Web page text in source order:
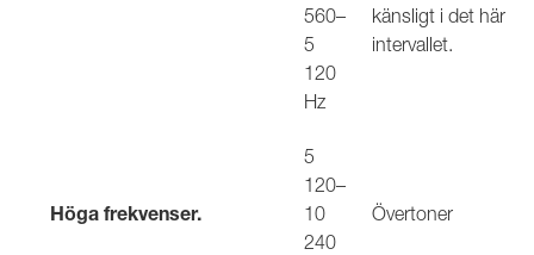
560–
5
120
Hz
känsligt i det här
intervallet.
Höga frekvenser.
5
120–
10
240
Övertoner